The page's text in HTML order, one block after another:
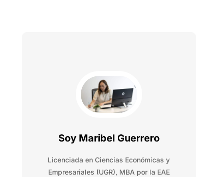
Soy Maribel Guerrero
Licenciada en Ciencias Económicas y
Empresariales (UGR), MBA por la EAE